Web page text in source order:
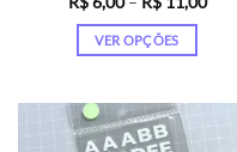
VER OPÇÕES
tem
várias